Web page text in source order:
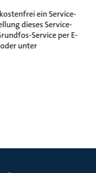
ein Service-
dieses Service-
Service per E-
oder unter